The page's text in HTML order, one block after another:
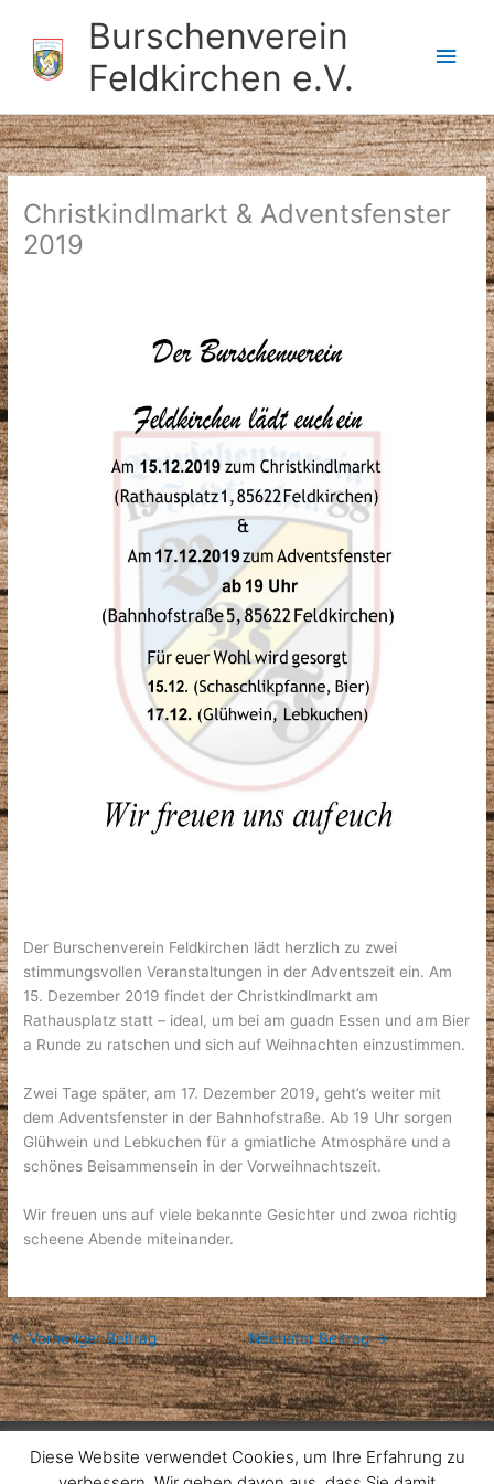
Inhalt
springen
Burschenverein
Feldkirchen e.V.
Christkindlmarkt & Adventsfenster
2019
Der Burschenverein Feldkirchen lädt herzlich zu zwei
stimmungsvollen Veranstaltungen in der Adventszeit ein. Am
15. Dezember 2019 findet der Christkindlmarkt am
Rathausplatz statt – ideal, um bei am guadn Essen und am Bier
a Runde zu ratschen und sich auf Weihnachten einzustimmen.
Zwei Tage später, am 17. Dezember 2019, geht’s weiter mit
dem Adventsfenster in der Bahnhofstraße. Ab 19 Uhr sorgen
Glühwein und Lebkuchen für a gmiatliche Atmosphäre und a
schönes Beisammensein in der Vorweihnachtszeit.
Wir freuen uns auf viele bekannte Gesichter und zwoa richtig
scheene Abende miteinander.
←Vorheriger Beitrag Nächster Beitrag→
Instagram: Burschenverein_Feldkirchen
Diese Website verwendet Cookies, um Ihre Erfahrung zu